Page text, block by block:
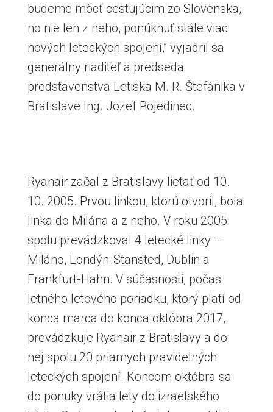
budeme môcť cestujúcim zo Slovenska,
no nie len z neho, ponúknuť stále viac
nových leteckých spojení,” vyjadril sa
generálny riaditeľ a predseda
predstavenstva Letiska M. R. Štefánika v
Bratislave Ing. Jozef Pojedinec.
Ryanair začal z Bratislavy lietať od 10.
10. 2005. Prvou linkou, ktorú otvoril, bola
linka do Milána a z neho. V roku 2005
spolu prevádzkoval 4 letecké linky –
Miláno, Londýn-Stansted, Dublin a
Frankfurt-Hahn. V súčasnosti, počas
letného letového poriadku, ktorý platí od
konca marca do konca októbra 2017,
prevádzkuje Ryanair z Bratislavy a do
nej spolu 20 priamych pravidelných
leteckých spojení. Koncom októbra sa
do ponuky vrátia lety do izraelského